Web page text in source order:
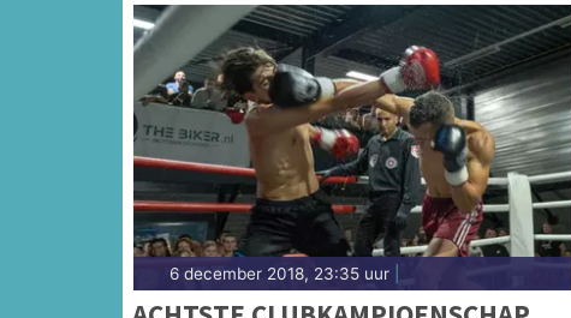
6 december 2018, 23:35 uur